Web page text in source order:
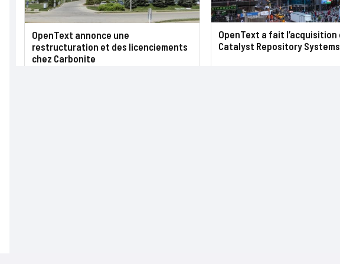
OpenText annonce une
restructuration et des licenciements
chez Carbonite
OpenText a fait l’acquisition
Catalyst Repository Systems